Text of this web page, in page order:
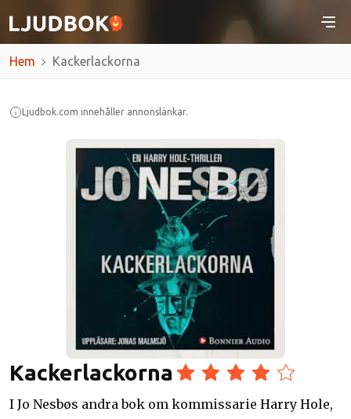
Hem Kackerlackorna
Ljudbok.com innehåller annonslänkar.
Kackerlackorna
I Jo Nesbøs andra bok om kommissarie Harry Hole,